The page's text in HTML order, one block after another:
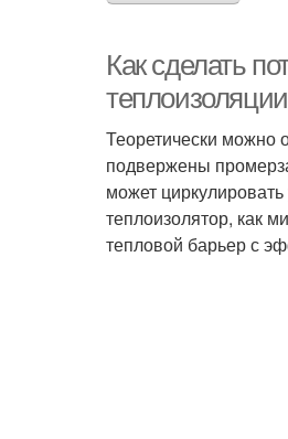
Как сделать
Теоретически можно
подвержены
может
теплоизолятор, как
тепловой барьер с